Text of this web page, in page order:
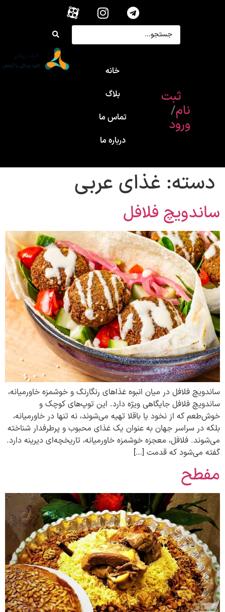
ثبت
نام/
ورود
خانه
بلاگ
تماس ما
درباره ما
دسته: غذای عربی
ساندویچ فلافل
ساندویچ فلافل در میان انبوه غذاهای رنگارنگ و خوشمزه خاورمیانه،
ساندویچ فلافل جایگاهی ویژه دارد. این توپ‌های کوچک و
خوش‌طعم که از نخود یا باقلا تهیه می‌شوند، نه تنها در خاورمیانه،
بلکه در سراسر جهان به عنوان یک غذای محبوب و پرطرفدار شناخته
می‌شوند. فلافل، معجزه خوشمزه خاورمیانه، تاریخچه‌ای دیرینه دارد.
گفته می‌شود که قدمت […]
مفطح